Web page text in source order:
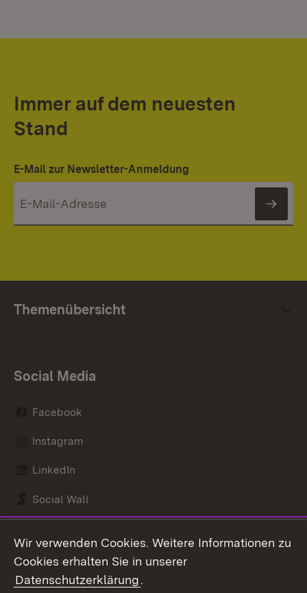
Immer auf dem neuesten
Stand
E-Mail zur Newsletter-Anmeldung
Themenübersicht
Social Media
Facebook
Instagram
LinkedIn
Social Wall
Kontakt
Wir verwenden Cookies. Weitere Informationen zu
Cookies erhalten Sie in unserer
Datenschutzerklärung.